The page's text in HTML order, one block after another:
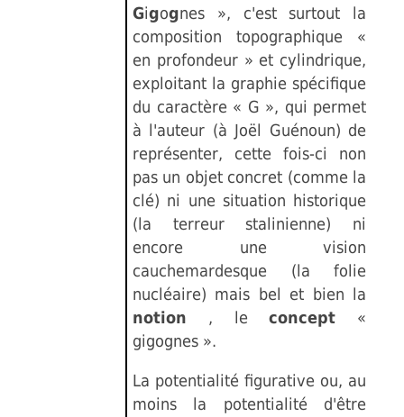
Gigognes », c'est surtout la
composition topographique «
en profondeur » et cylindrique,
exploitant la graphie spécifique
du caractère « G », qui permet
à l'auteur (à Joël Guénoun) de
représenter, cette fois-ci non
pas un objet concret (comme la
clé) ni une situation historique
(la terreur stalinienne) ni
encore une vision
cauchemardesque (la folie
nucléaire) mais bel et bien la
notion , le concept «
gigognes ».
La potentialité figurative ou, au
moins la potentialité d'être